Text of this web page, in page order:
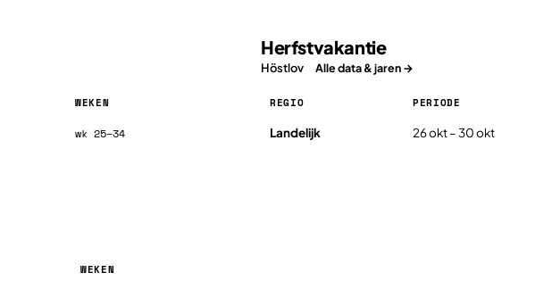
WEKEN
wk 25–34
Herfstvakantie
Höstlov Alle data & jaren →
Herfstvakantie in Zweden 2026, per regio
REGIO PERIODE
Landelijk 26 okt – 30 okt
WEKEN